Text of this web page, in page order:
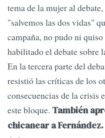
tema de la mujer al
"salvemos las dos vidas"
campaña, no pudo ni
habilitado el debate sobre
En la tercera parte del
resistió las críticas de los
consecuencias de la crisis
este bloque. También
chicanear a Fernández.